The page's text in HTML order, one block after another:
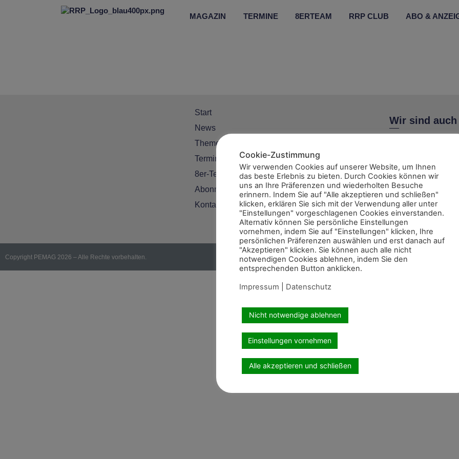
MAGAZIN TERMINE 8ERTEAM RRP CLUB ABO &
Start
News
Themen
Termine
8er-Team
Abonnement
Kontakt
Wir sind
Copyright PEMAG 2026 – Alle Rechte vorbehalten.
Cookie-Zustimmung
Wir verwenden Cookies auf unserer Website, um Ihnen
das beste Erlebnis zu bieten. Durch Cookies können wir
uns an Ihre Präferenzen und wiederholten Besuche
erinnern. Indem Sie auf "Alle akzeptieren und schließen"
klicken, erklären Sie sich mit der Verwendung aller unter
"Einstellungen" vorgeschlagenen Cookies einverstanden.
Alternativ können Sie persönliche Einstellungen
vornehmen, indem Sie auf "Einstellungen" klicken, Ihre
persönlichen Präferenzen auswählen und erst danach auf
"Akzeptieren" klicken. Sie können auch alle nicht
notwendigen Cookies ablehnen, indem Sie den
entsprechenden Button anklicken.
Impressum
Datenschutz
Nicht notwendige ablehnen
Einstellungen vornehmen
Alle akzeptieren und schließen